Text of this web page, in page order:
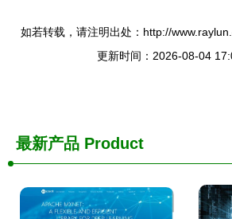
如若转载，请注明出处：http://
更新时间：2026-08-04
最新产品 Product